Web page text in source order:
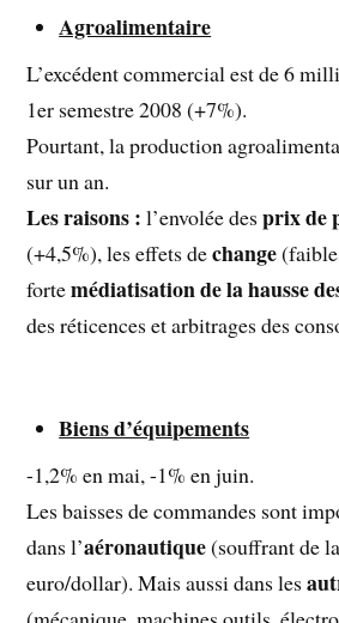
Agroalimentaire
L’excédent commercial est de 6
1er semestre 2008 (+7%).
Pourtant, la production
sur un an.
Les raisons : l’envolée desprix de
(+4,5%), les effets dechange
fortemédiatisation de la hausse
des réticences et arbitrages des
Biens d’équipements
-1,2% en mai, -1% en juin.
Les baisses de commandes sont
dans l’aéronautique(souffrant de
euro/dollar). Mais aussi dans les